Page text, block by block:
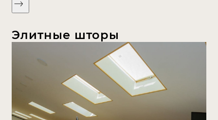
Элитные шторы